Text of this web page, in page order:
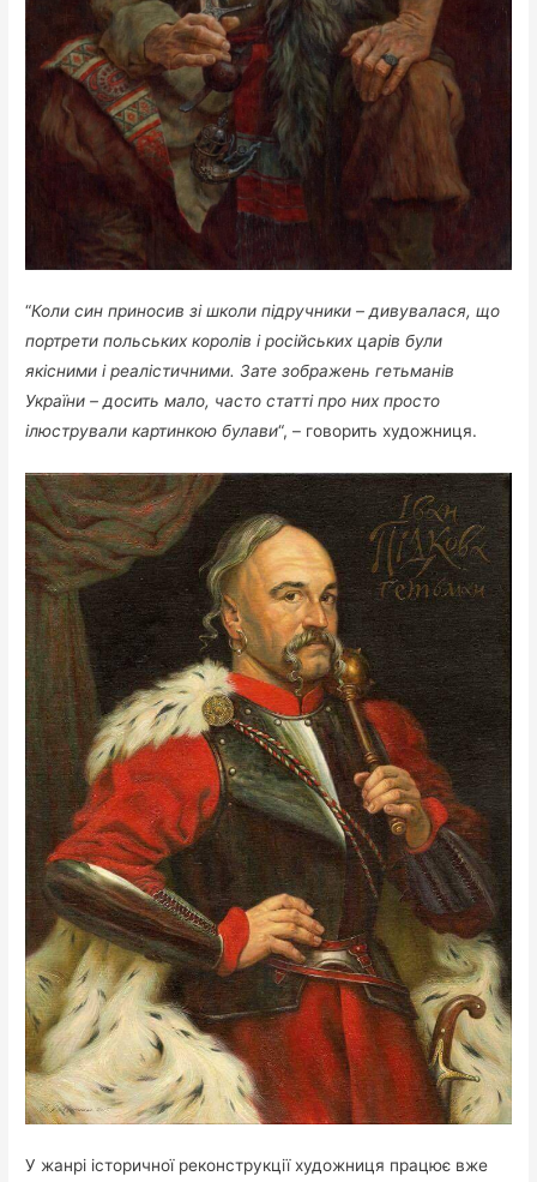
“Коли син приносив зі школи підручники – дивувалася, що
портрети польських королів і російських царів були
якісними і реалістичними. Зате зображень гетьманів
України – досить мало, часто статті про них просто
ілюстрували картинкою булави“, – говорить художниця.
У жанрі історичної реконструкції художниця працює вже